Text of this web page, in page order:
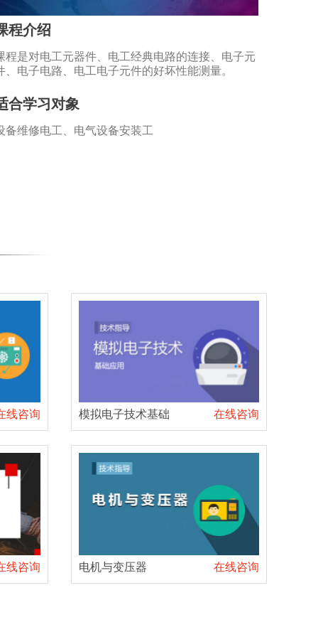
程介绍
程是对电工元器件、电工经典电路的连接、电子元
、电子电路、电工电子元件的好坏性能测量。
合学习对象
备维修电工、电气设备安装工
线咨询 模拟电子技术基础 在线咨询
线咨询 电机与变压器 在线咨询